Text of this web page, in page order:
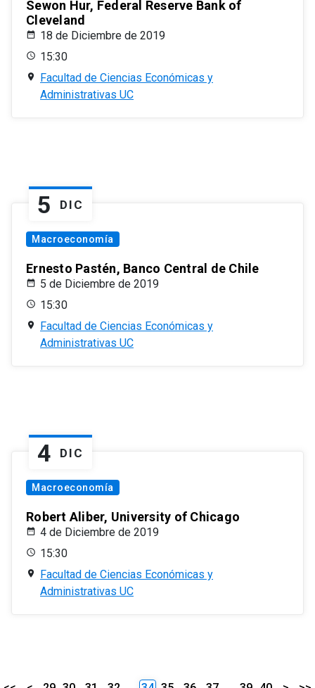
Sewon Hur, Federal Reserve Bank of
Cleveland
18 de Diciembre de 2019
15:30
Facultad de Ciencias Económicas y
Administrativas UC
5 DIC
Macroeconomía
Ernesto Pastén, Banco Central de Chile
5 de Diciembre de 2019
15:30
Facultad de Ciencias Económicas y
Administrativas UC
4 DIC
Macroeconomía
Robert Aliber, University of Chicago
4 de Diciembre de 2019
15:30
Facultad de Ciencias Económicas y
Administrativas UC